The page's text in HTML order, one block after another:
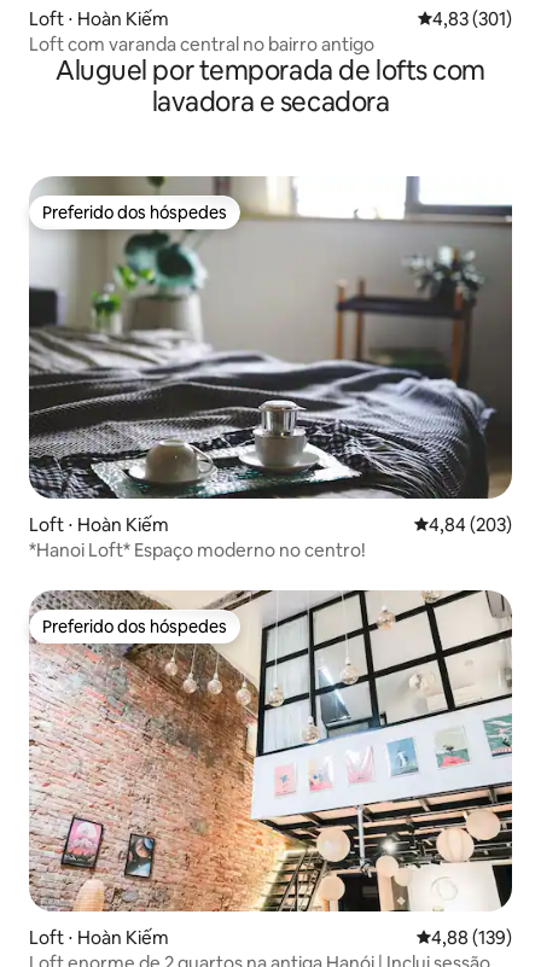
Loft ⋅ Hoàn Kiếm 4,83 de uma
4,83 (301)
Loft com varanda central no bairro antigo
Aluguel por temporada de lofts com
lavadora e secadora
Preferido dos hóspedes
Preferido dos hóspedes
Loft ⋅ Hoàn Kiếm 4,84 de uma
4,84 (203)
*Hanoi Loft* Espaço moderno no centro!
Preferido dos hóspedes
Preferido dos hóspedes
Loft ⋅ Hoàn Kiếm 4,88 de uma
4,88 (139)